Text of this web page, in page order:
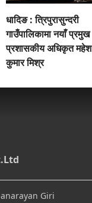
धादिङ : त्रिपुरासुन्दरी
गाउँपालिकामा नयाँ प्रमुख
प्रशासकीय अधिकृत महेश
कुमार मिश्र
Giri